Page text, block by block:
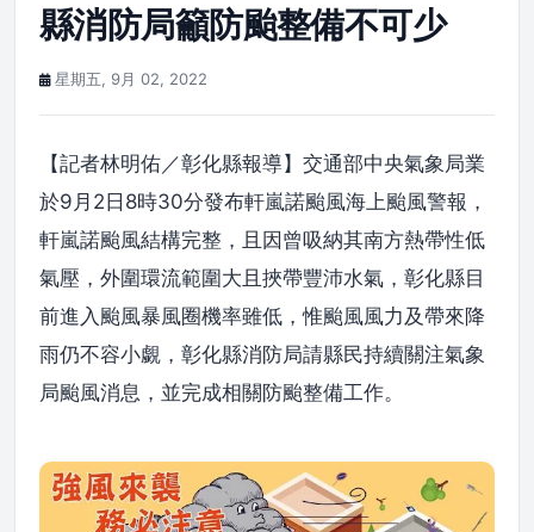
縣消防局籲防颱整備不可少
星期五, 9月 02, 2022
【記者林明佑／彰化縣報導】交通部中央氣象局業
於9月2日8時30分發布軒嵐諾颱風海上颱風警報，
軒嵐諾颱風結構完整，且因曾吸納其南方熱帶性低
氣壓，外圍環流範圍大且挾帶豐沛水氣，彰化縣目
前進入颱風暴風圈機率雖低，惟颱風風力及帶來降
雨仍不容小覷，彰化縣消防局請縣民持續關注氣象
局颱風消息，並完成相關防颱整備工作。